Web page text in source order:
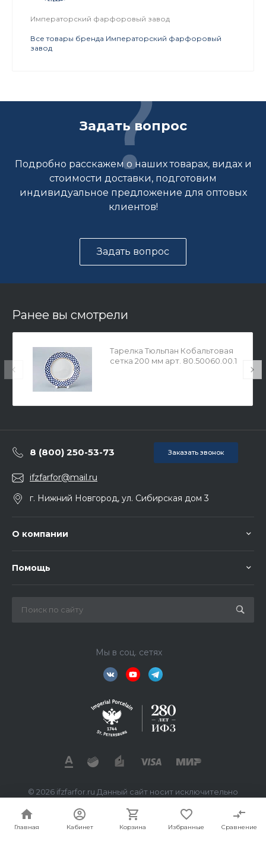
Главная Кабинет Корзина Избранные Сравнение
Императорский фарфоровый завод
Все товары бренда Императорский фарфоровый
завод
Задать вопрос
Подробно расскажем о наших товарах, видах и
стоимости доставки, подготовим
индивидуальное предложение для оптовых
клиентов!
Задать вопрос
Ранее вы смотрели
Тарелка Тюльпан Кобальтовая
сетка 200 мм арт. 80.50060.00.1
8 (800) 250-53-73 Заказать звонок
ifzfarfor@mail.ru
г. Нижний Новгород, ул. Сибирская дом 3
О компании
Помощь
Мы в соц. сетях
© 2026 ifzfarfor.ru Данный сайт носит исключительно
предложения не являются офертой, определяемой
статьей 437 ГК РФ.